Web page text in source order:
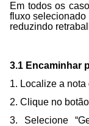
Em todos os
fluxo
reduzindo
3.1 Encaminhar
1. Localize a
2. Clique no
3. Selecione